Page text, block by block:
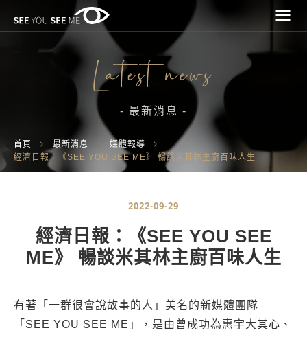
Latest news
- 最新消息 -
首頁 最新消息
媒體報導
經濟日報：《SEE YOU SEE ME》 暢談米其林主廚百味人生
2022-09-29
經濟日報：《SEE YOU SEE
ME》 暢談米其林主廚百味人生
有著「一群很會說故事的人」美名的新媒體團隊
「SEE YOU SEE ME」，是由曾成功為惠宇大其心、